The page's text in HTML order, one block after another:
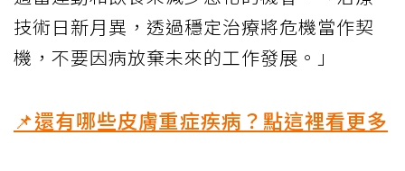
技術日新月異，透過穩定治療將危機當作契
機，不要因病放棄未來的工作發展。」
📌還有哪些皮膚重症疾病？點這裡看更多